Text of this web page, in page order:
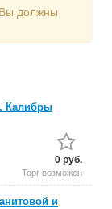
должны
Калибры
0 руб.
Торг возможен
и